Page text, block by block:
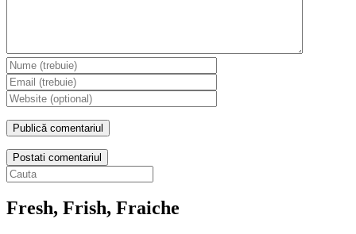
Postati comentariul
Fresh, Frish, Fraiche